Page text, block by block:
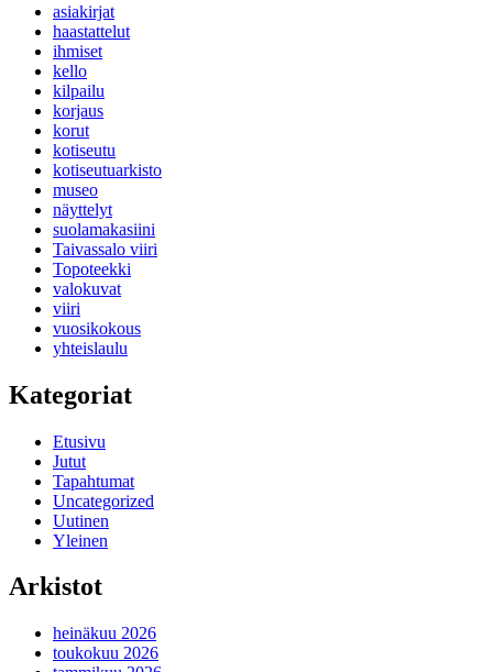
asiakirjat
haastattelut
ihmiset
kello
kilpailu
korjaus
korut
kotiseutu
kotiseutuarkisto
museo
näyttelyt
suolamakasiini
Taivassalo viiri
Topoteekki
valokuvat
viiri
vuosikokous
yhteislaulu
Kategoriat
Etusivu
Jutut
Tapahtumat
Uncategorized
Uutinen
Yleinen
Arkistot
heinäkuu 2026
toukokuu 2026